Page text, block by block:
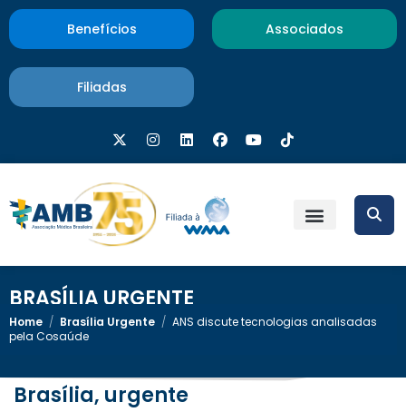
Benefícios Associados
Filiadas
BRASÍLIA URGENTE
Home / Brasília Urgente / ANS discute tecnologias analisadas
pela Cosaúde
Brasília, urgente